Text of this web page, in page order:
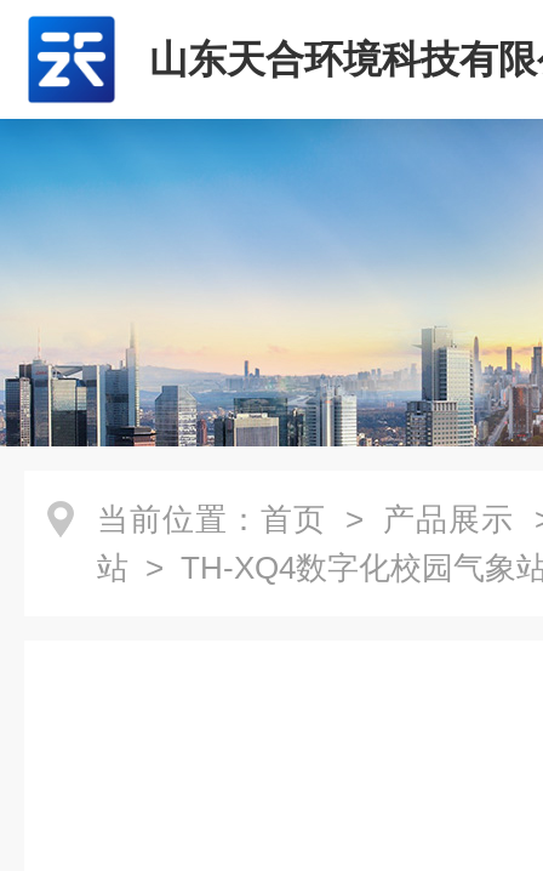
山东天合环境科技有
当前位置： 首页 > 产品展示
站 > TH-XQ4数字化校园气象